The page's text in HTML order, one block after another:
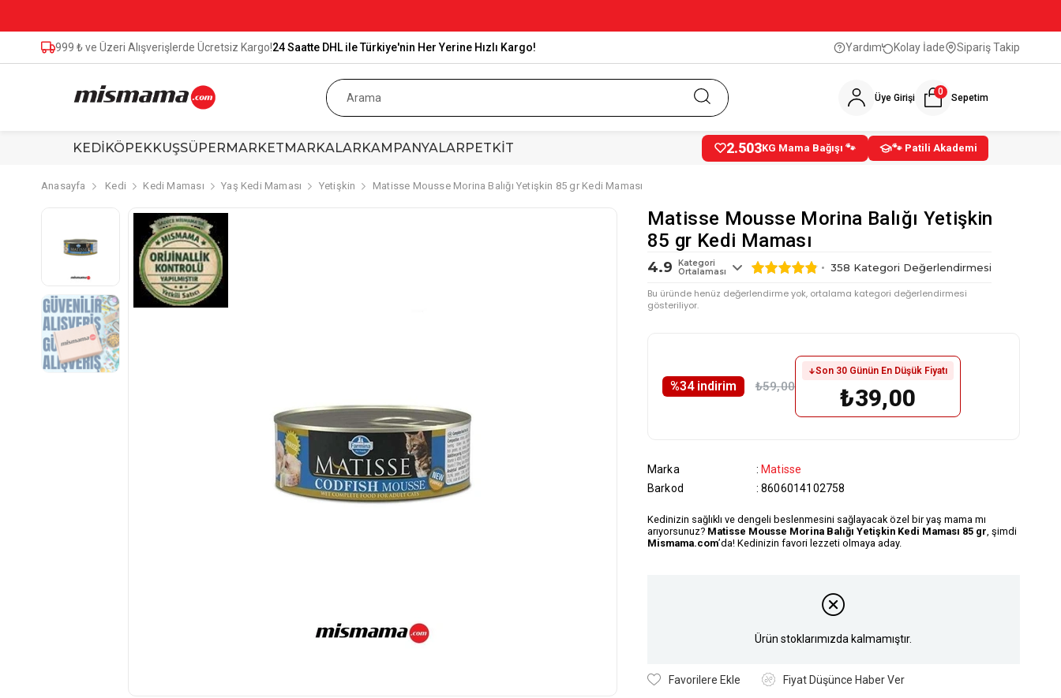
999 ₺ ve Üzeri Alışverişlerde Ücretsiz Kargo!24 Saatte DHL ile Türkiye'nin Her Yerine Hızlı Kargo! Yardım Kolay İade Sipariş Takip
Üye Girişi Sepetim
0
KEDİKÖPEKKUŞSÜPERMARKETMARKALARKAMPANYALARPETKİT 2.503KG Mama Bağışı 🐾 🐾 Patili Akademi
Anasayfa Kedi Kedi Maması Yaş Kedi Maması Yetişkin Matisse Mousse Morina Balığı Yetişkin 85 gr Kedi Maması
Matisse Mousse Morina Balığı Yetişkin
85 gr Kedi Maması
4.9
Kategori
Ortalaması
358 Kategori Değerlendirmesi
Bu üründe henüz değerlendirme yok, ortalama kategori değerlendirmesi
gösteriliyor.
%34 i̇ndirim ₺59,00
Son 30 Günün En Düşük Fiyatı
₺39,00
Marka : Matisse
Barkod
: 8606014102758
Kedinizin sağlıklı ve dengeli beslenmesini sağlayacak özel bir yaş mama mı
arıyorsunuz? Matisse Mousse Morina Balığı Yetişkin Kedi Maması 85 gr , şimdi
Mismama.com’da! Kedinizin favori lezzeti olmaya aday.
Ürün stoklarımızda kalmamıştır.
Favorilere Ekle Fiyat Düşünce Haber Ver